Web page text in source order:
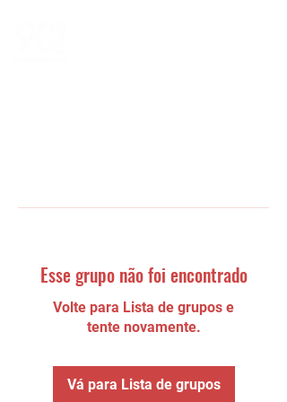
Esse grupo não foi encontrado
Volte para Lista de grupos e
tente novamente.
Vá para Lista de grupos